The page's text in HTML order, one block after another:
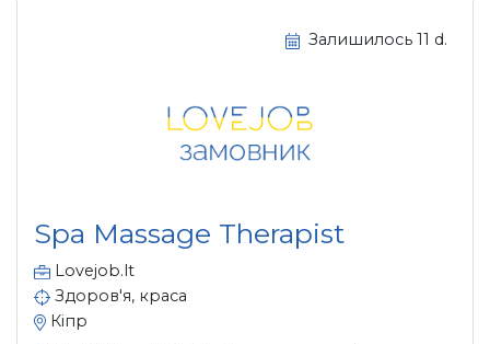
Залишилось 11 d.
Spa Massage Therapist
Lovejob.lt
Здоров'я, краса
Кіпр